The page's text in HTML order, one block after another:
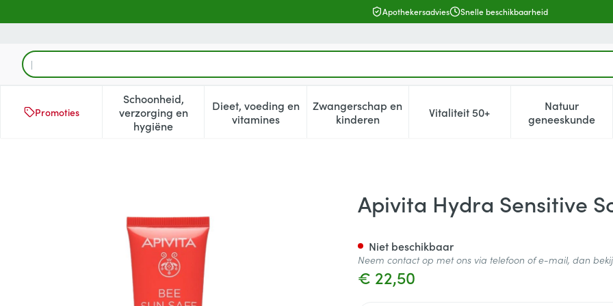
Apothekersadvies Snelle beschikbaarheid
Product, merk, categorie...
Promoties
Schoonheid,
verzorging en
hygiëne
Toon submenu voor Schoonheid, verzorging en hygiëne categorie
Dieet, voeding en
vitaminesToon submenu voor Dieet, voeding en vitamines categorie
Zwangerschap en
kinderenToon submenu voor Zwangerschap en kinderen
Vitaliteit 50+Toon submenu voor Vitaliteit
Natuur
geneeskunde
Toon
Apivita Hydra Sensitive Sooth. Face Cr Spf50+ 50ml
Apivita Hydra Sensitive
€ 22,50
Niet beschikbaar
Neem contact op met ons via telefoon of e-mail, dan